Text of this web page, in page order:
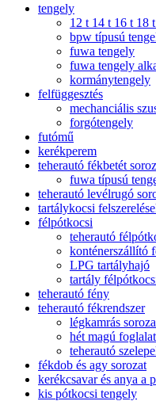
tengely
12 t 14 t 16 t 18
bpw típusú
fuwa tengely
fuwa tengely
kormánytengely
felfüggesztés
mechanciális
forgótengely
futómű
kerékperem
teherautó fékbetét
fuwa típusú
teherautó levélrugó
tartálykocsi
félpótkocsi
teherautó
konténerszállító
LPG tartályhajó
tartály
teherautó fény
teherautó fékrendszer
légkamrás
hét magú foglalat
teherautó
fékdob és agy sorozat
kerékcsavar és anya a
kis pótkocsi tengely